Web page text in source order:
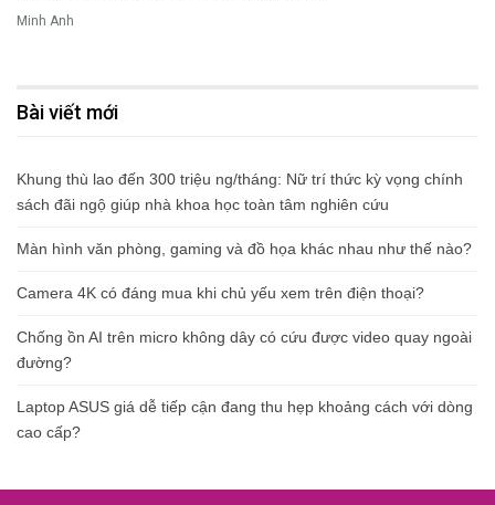
Minh Anh
Bài viết mới
Khung thù lao đến 300 triệu ng/tháng: Nữ trí thức kỳ vọng chính
sách đãi ngộ giúp nhà khoa học toàn tâm nghiên cứu
Màn hình văn phòng, gaming và đồ họa khác nhau như thế nào?
Camera 4K có đáng mua khi chủ yếu xem trên điện thoại?
Chống ồn AI trên micro không dây có cứu được video quay ngoài
đường?
Laptop ASUS giá dễ tiếp cận đang thu hẹp khoảng cách với dòng
cao cấp?